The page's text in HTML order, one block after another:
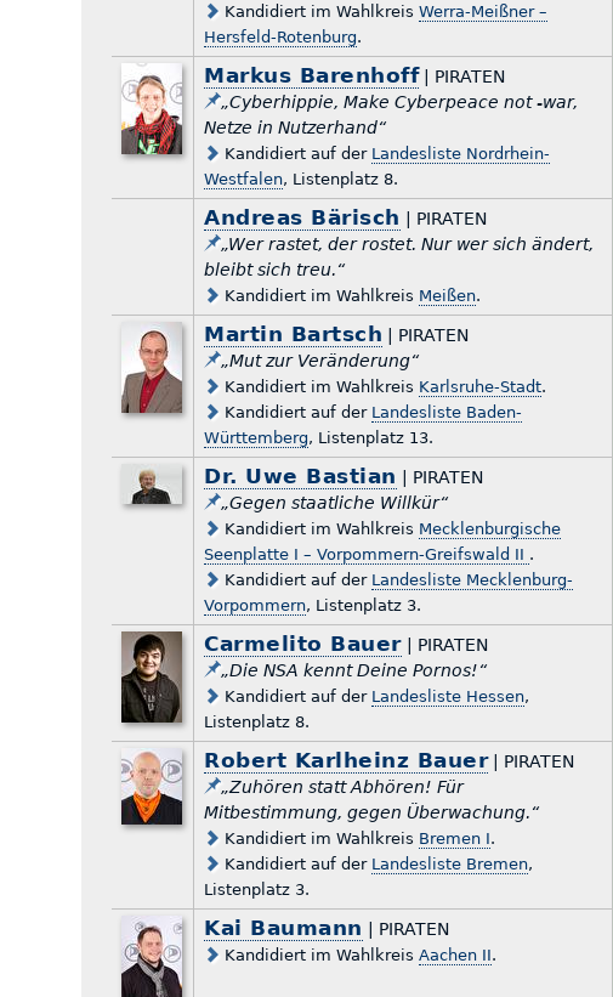
Kandidiert im WahlkreisWerra-Meißner –
Hersfeld-Rotenburg.
Markus Barenhoff| PIRATEN
„Cyberhippie, Make Cyberpeace not -war,
Netze in Nutzerhand“
Kandidiert auf der Landesliste Nordrhein-
Westfalen, Listenplatz 8.
Andreas Bärisch
| PIRATEN
„Wer rastet, der rostet. Nur wer sich ändert,
bleibt sich treu.“
Kandidiert im Wahlkreis Meißen.
Martin Bartsch | PIRATEN
„Mut zur Veränderung“
Kandidiert im Wahlkreis Karlsruhe-Stadt.
Kandidiert auf der Landesliste Baden-
Württemberg, Listenplatz 13.
Dr. Uwe Bastian
| PIRATEN
„Gegen staatliche Willkür“
Kandidiert im Wahlkreis Mecklenburgische
Seenplatte I – Vorpommern-Greifswald II .
Kandidiert auf der Landesliste Mecklenburg-
Vorpommern, Listenplatz 3.
Carmelito Bauer| PIRATEN
„Die NSA kennt Deine Pornos!“
Kandidiert auf der Landesliste Hessen,
Listenplatz 8.
Robert Karlheinz Bauer| PIRATEN
„Zuhören statt Abhören! Für
Mitbestimmung, gegen Überwachung.“
Kandidiert im Wahlkreis Bremen I.
Kandidiert auf der Landesliste Bremen,
Listenplatz 3.
Kai Baumann | PIRATEN
Kandidiert im WahlkreisAachen II.